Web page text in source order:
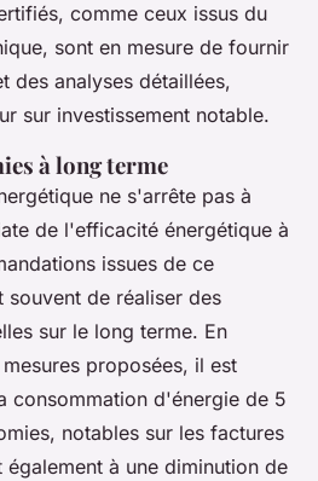
comme ceux issus du
sont en mesure de fournir
des analyses détaillées,
sur investissement notable.
à long terme
ne s'arrête pas à
de l'efficacité énergétique à
issues de ce
de réaliser des
sur le long terme. En
proposées, il est
consommation d'énergie de 5
notables sur les factures
à une diminution de